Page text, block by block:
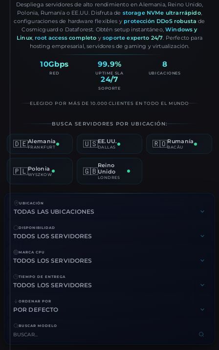
Despliega servidores de alto rendimiento en Alemania, Reino Unido,
Polonia, Rumanía o EE.UU. Disfruta de storage NVMe ultrarrápido,
configuraciones de hardware flexibles y protección DDoS robusta de
Cosmicguard o Dataforest. Obtén setup instantáneo,Windows y
Linux, root access completo ysoporte experto 24/7. Perfecto para
hosting empresarial, servidores de gaming y virtualización.
10Gbps
RED
99.9%
UPTIME SLA
8
UBICACIONES
24/7
SOPORTE
ELEGIDO POR MÁS DE 10.000 CLIENTES EN TODO EL MUNDO
BUSCA SERVIDORES POR UBICACIÓN:
🇩🇪Alemania
FRANKFURT 🇺🇸EE.UU.
DALLAS 🇷🇴Rumanía
BACĂU
🇵🇱Polonia
WYSZKOW 🇬🇧
Reino
Unido
LONDRES
UBICACIÓN
DISPONIBILIDAD
MARCA CPU
TIEMPO DE ENTREGA
ORDENAR POR
BUSCAR MODELO